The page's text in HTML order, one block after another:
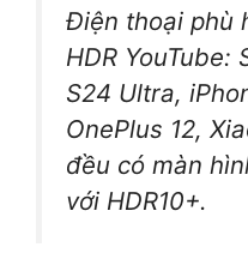
Điện thoại phù
HDR YouTube:
S24 Ultra,
OnePlus 12,
đều có màn
với HDR10+.